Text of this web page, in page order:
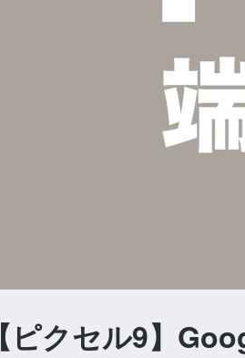
【ピクセル9】